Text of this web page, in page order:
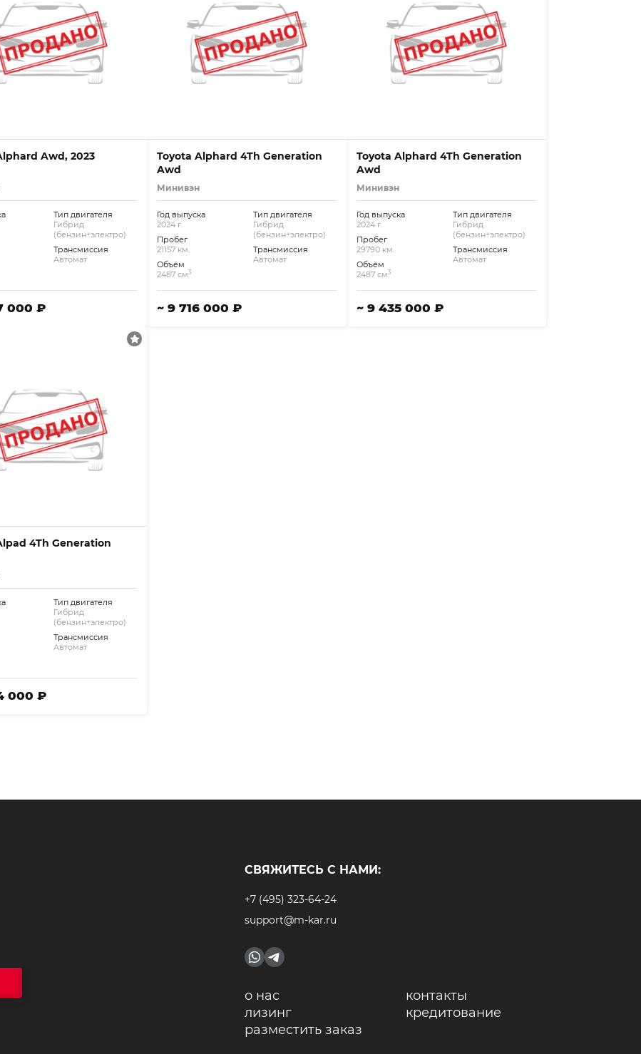
Awd, 2023
Тип двигателя
Гибрид
(бензин+электро)
Трансмиссия
Автомат
000 ₽
Toyota Alphard 4Th Generation
Awd
Минивэн
Год выпуска
2024 г.
Пробег
21157 км.
Объём
2487 см3
Тип двигателя
Гибрид
(бензин+электро)
Трансмиссия
Автомат
~ 9 716 000 ₽
Toyota Alphard 4Th Generation
Awd
Минивэн
Год выпуска
2024 г.
Пробег
29790 км.
Объём
2487 см3
Тип двигателя
Гибрид
(бензин+электро)
Трансмиссия
Автомат
~ 9 435 000 ₽
4Th Generation
Тип двигателя
Гибрид
(бензин+электро)
Трансмиссия
Автомат
000 ₽
СВЯЖИТЕСЬ С НАМИ:
+7 (495) 323-64-24
support@m-kar.ru
о нас
контакты
лизинг
кредитование
разместить заказ